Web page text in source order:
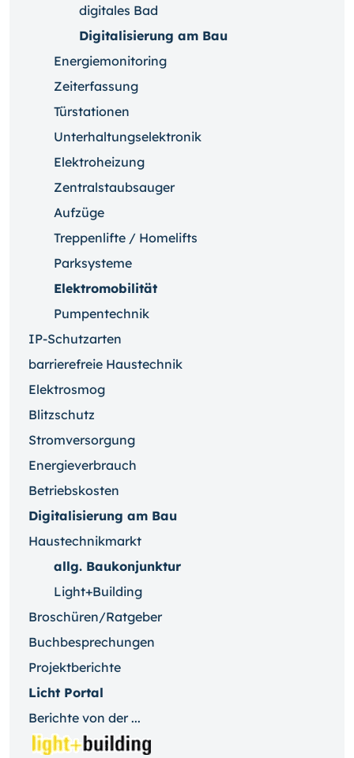
digitales Bad
Digitalisierung am Bau
Energiemonitoring
Zeiterfassung
Türstationen
Unterhaltungselektronik
Elektroheizung
Zentralstaubsauger
Aufzüge
Treppenlifte / Homelifts
Parksysteme
Elektromobilität
Pumpentechnik
IP-Schutzarten
barrierefreie Haustechnik
Elektrosmog
Blitzschutz
Stromversorgung
Energieverbrauch
Betriebskosten
Digitalisierung am Bau
Haustechnikmarkt
allg. Baukonjunktur
Light+Building
Broschüren/Ratgeber
Buchbesprechungen
Projektberichte
Licht Portal
Berichte von der ...